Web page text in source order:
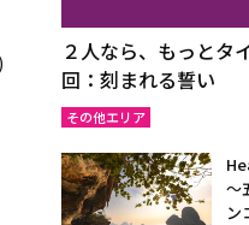
２人なら、もっとタ
回：刻まれる誓い
その他エリア
～
ン